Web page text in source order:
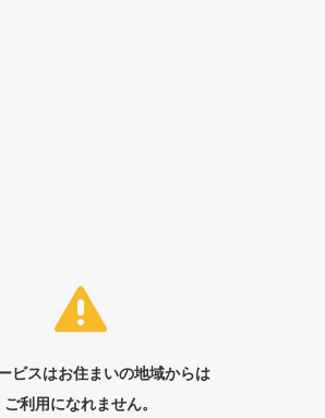
ビスはお住まいの地域からは
ご利用になれません。